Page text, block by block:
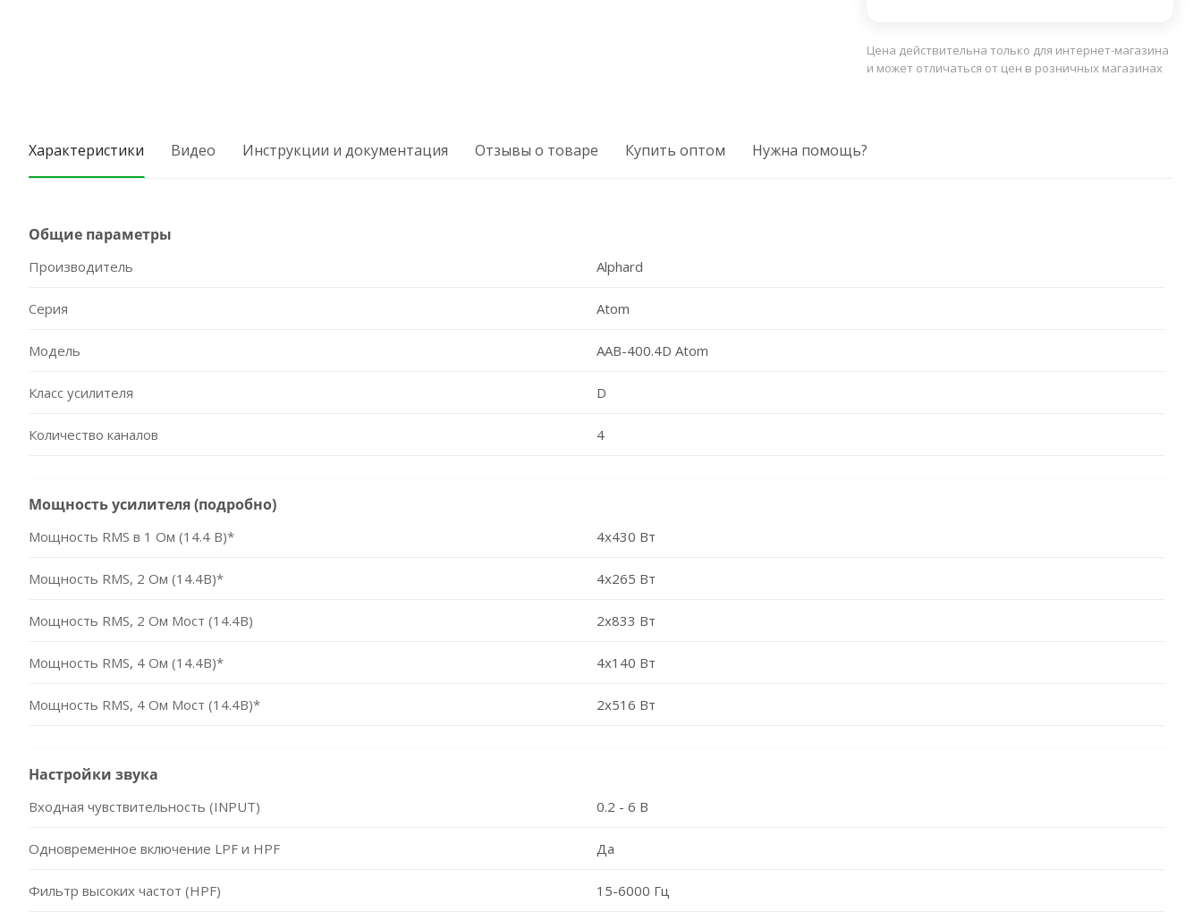
Цена действительна только для интернет-магазина
и может отличаться от цен в розничных магазинах
Характеристики Видео Инструкции и документация Отзывы о товаре Купить оптом Нужна помощь?
Общие параметры
Производитель Alphard
Серия Atom
Модель AAB-400.4D Atom
Класс усилителя D
Количество каналов 4
Мощность усилителя (подробно)
Мощность RMS в 1 Ом (14.4 В)* 4x430 Вт
Мощность RMS, 2 Ом (14.4В)* 4x265 Вт
Мощность RMS, 2 Ом Мост (14.4В) 2х833 Вт
Мощность RMS, 4 Ом (14.4В)* 4x140 Вт
Мощность RMS, 4 Ом Мост (14.4В)* 2x516 Вт
Настройки звука
Входная чувствительность (INPUT) 0.2 - 6 В
Одновременное включение LPF и HPF Да
Фильтр высоких частот (HPF) 15-6000 Гц